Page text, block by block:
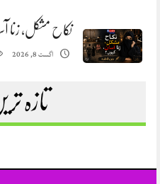
نکاح مشکل، زنا
اگست 8, 2026
تازہ